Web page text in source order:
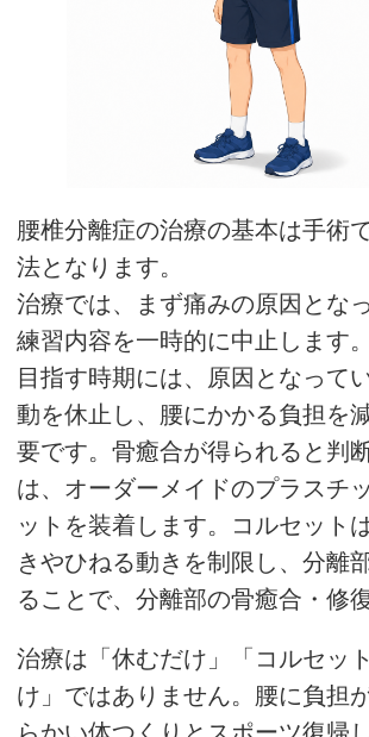
腰椎分離症の治療の基本は手術
法となります。
治療では、まず痛みの原因とな
練習内容を一時的に中止します
目指す時期には、原因となって
動を休止し、腰にかかる負担を
要です。骨癒合が得られると判
は、オーダーメイドのプラスチ
ットを装着します。コルセット
きやひねる動きを制限し、分離
ることで、分離部の骨癒合・修
治療は「休むだけ」「コルセッ
け」ではありません。腰に負担